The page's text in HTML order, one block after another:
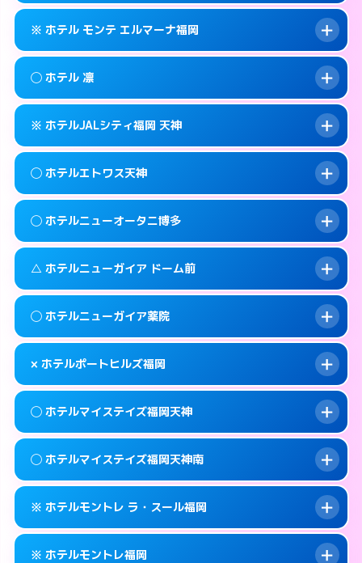
info このホテルの詳細ページを見る →
info このホテルの詳細ページを見る →
案内方法: 状況により派遣できません。
smartphone 092-406-1331
map 福岡市中央区西中洲12-18
info このホテルの詳細ページを見る →
案内方法:
smartphone 092-771-7717
map 福岡市中央区春吉3-14-27
info このホテルの詳細ページを見る →
※ ホテル モンテ エルマーナ福岡
案内方法:カードキーにつきホテルの入り口で
待ち合わせ。
info このホテルの詳細ページを見る →
◯ ホテル 凛
案内方法:
女性が直接お部屋まで伺います。
smartphone 092-718-8300
map 福岡市中央区春吉3-14-14
info このホテルの詳細ページを見る →
※ ホテルJALシティ福岡 天神
案内方法:
カードキーにつきホテルの入り口で
待ち合わせ。
info このホテルの詳細ページを見る →
◯ ホテルエトワス天神
案内方法:
女性が直接お部屋まで伺います。
smartphone 092-737-3233
map 福岡市中央区天神3-5-18
info このホテルの詳細ページを見る →
◯ ホテルニューオータニ博多
案内方法:
女性が直接お部屋まで伺います。
smartphone 092-714-1111
map 福岡市中央区渡辺通1-1-2
info このホテルの詳細ページを見る →
△ ホテルニューガイア ドーム前
案内方法: 状況により派遣できません。
smartphone 092-737-3901
map 福岡市中央区地行1-4-6
info このホテルの詳細ページを見る →
◯ ホテルニューガイア薬院
案内方法:
女性が直接お部屋まで伺います。
smartphone 092-534-4126
map 福岡市中央区大宮1-1-6
info このホテルの詳細ページを見る →
× ホテルポートヒルズ福岡
案内方法:
派遣できません。
smartphone 092-741-3535
map 福岡市中央区西公園14-24
info このホテルの詳細ページを見る →
◯ ホテルマイステイズ福岡天神
案内方法: 女性が直接お部屋まで伺います。
smartphone 092-687-1100
map 福岡市中央区天神3-5-7
◯ ホテルマイステイズ福岡天神南
案内方法: 女性が直接お部屋まで伺います。
※ ホテルモントレ ラ・スール福岡
※ ホテルモントレ福岡